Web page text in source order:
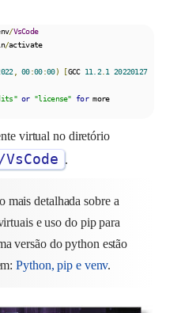
/VsCode
/activate
00:00:00) [GCC 11.2. 1 20220127
or "license" for more
virtual no diretório
.
mais detalhada sobre a
e uso do pip para
versão do python estão
Python, pip e venv.